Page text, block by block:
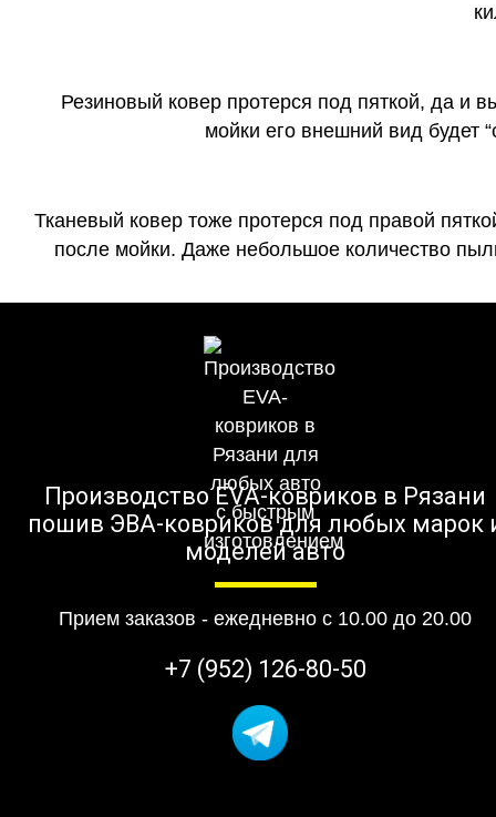
Резиновый ковер протерся под пяткой, да и
мойки его внешний вид будет
Тканевый ковер тоже протерся под правой
после мойки. Даже небольшое количество
Производство EVA-ковриков в Рязани
пошив ЭВА-ковриков для любых марок
моделей авто
Прием заказов - ежедневно с 10.00 до 20.00
+7 (952) 126-80-50